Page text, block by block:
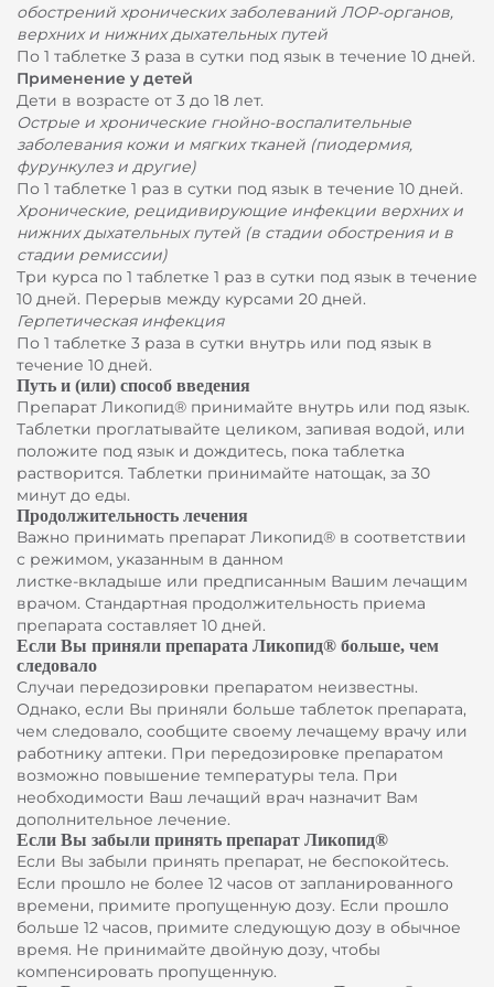
обострений хронических заболеваний ЛОР-органов,
верхних и нижних дыхательных путей
По 1 таблетке 3 раза в сутки под язык в течение 10 дней.
Применение у детей
Дети в возрасте от 3 до 18 лет.
Острые и хронические гнойно-воспалительные
заболевания кожи и мягких тканей (пиодермия,
фурункулез и другие)
По 1 таблетке 1 раз в сутки под язык в течение 10 дней.
Хронические, рецидивирующие инфекции верхних и
нижних дыхательных путей (в стадии обострения и в
стадии ремиссии)
Три курса по 1 таблетке 1 раз в сутки под язык в течение
10 дней. Перерыв между курсами 20 дней.
Герпетическая инфекция
По 1 таблетке 3 раза в сутки внутрь или под язык в
течение 10 дней.
Путь и (или) способ введения
Препарат Ликопид® принимайте внутрь или под язык.
Таблетки проглатывайте целиком, запивая водой, или
положите под язык и дождитесь, пока таблетка
растворится. Таблетки принимайте натощак, за 30
минут до еды.
Продолжительность лечения
Важно принимать препарат Ликопид® в соответствии
с режимом, указанным в данном
листке-вкладыше или предписанным Вашим лечащим
врачом. Стандартная продолжительность приема
препарата составляет 10 дней.
Если Вы приняли препарата Ликопид® больше, чем
следовало
Случаи передозировки препаратом неизвестны.
Однако, если Вы приняли больше таблеток препарата,
чем следовало, сообщите своему лечащему врачу или
работнику аптеки. При передозировке препаратом
возможно повышение температуры тела. При
необходимости Ваш лечащий врач назначит Вам
дополнительное лечение.
Если Вы забыли принять препарат Ликопид®
Если Вы забыли принять препарат, не беспокойтесь.
Если прошло не более 12 часов от запланированного
времени, примите пропущенную дозу. Если прошло
больше 12 часов, примите следующую дозу в обычное
время. Не принимайте двойную дозу, чтобы
компенсировать пропущенную.
Благодарим за оставленную заявку!
Наши специалисты свяжутся с вами в
ближайшее время.
Широкий выбор
аптечных сетей
Выбрать аптеку